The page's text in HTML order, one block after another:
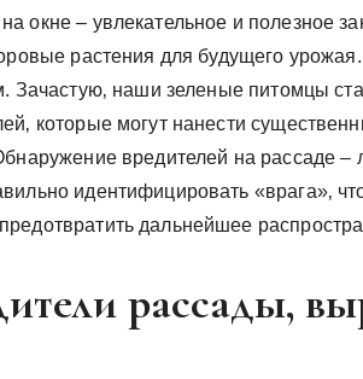
окне – увлекательное и полезное
растения для будущего
Зачастую‚ наши зеленые питомцы
которые могут нанести
вредителей на рассаде
идентифицировать «врага»‚
дальнейшее
рассады‚